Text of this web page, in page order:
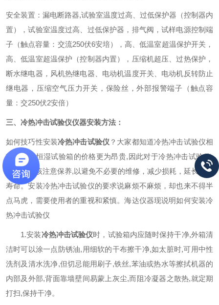
安全装置：漏电断路器,试验室温度过高、过低保护器（控制器内
置），试验室温度过高、过低保护器，排气阀，试样电源控制端
子（触点容量：交流250伏6安培），高、低温室超温保护开关，
高、低温室超温保护（控制器内置），压缩机超压、过热保护，
断水继电器，风机热继电器、电动机温度开关、电动机反转防止
继电器，压缩空气压力开关，保险丝，外部报警端子（触点容
量：交250伏2安倍）
三、冷热冲击试验仪仪器安装方法：
如何技巧性安装冷热冲击试验仪 ？大家都知道冷热冲击试验仪相
较于恒温恒湿试验箱的价格更为昂贵,因此对于冷热冲击试验仪,
我们更应该注意保养,以避免不必要的维修，减少损耗，延长使用
寿命。安装冷热冲击试验仪的要求说麻烦不麻烦，却也来不得半
点马虎，需要使用者的重视和紧慎。海达仪器现说明如何安装冷
热冲击试验仪
1.安装冷热冲击试验仪时，试验箱内应随时保持干净,外箱清
洁时可以涂一点防锈油,用细软的干布擦干净,如太脏时,可用中性
洗剂及清水洗净,但切忌能用刷子,铁丝,苯油或热水等擦拭机器的
内部及外部,背面靠墙壁间易蒙上灰尘,而阻冷凝器之散热,就定期
打扫,保持干净。